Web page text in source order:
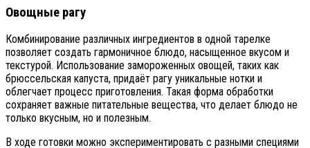
Овощные рагу
Комбинирование различных ингредиентов в одной тарелке
позволяет создать гармоничное блюдо, насыщенное вкусом и
текстурой. Использование замороженных овощей, таких как
брюссельская капуста, придаёт рагу уникальные нотки и
облегчает процесс приготовления. Такая форма обработки
сохраняет важные питательные вещества, что делает блюдо не
только вкусным, но и полезным.
В ходе готовки можно экспериментировать с разными специями